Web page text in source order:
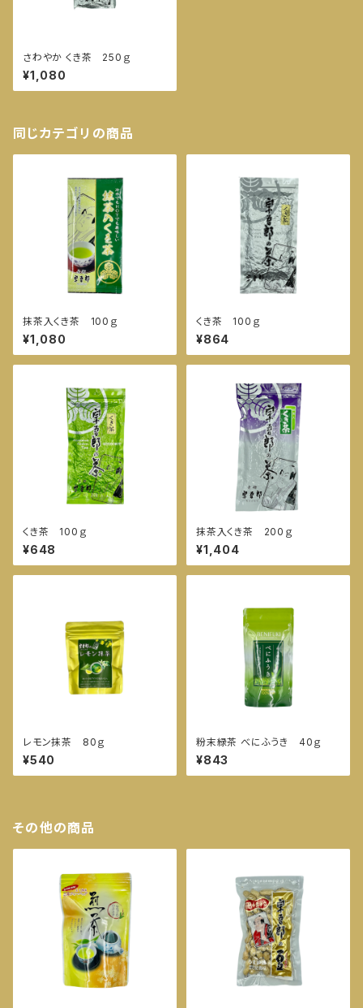
さわやか くき茶 250ｇ
¥1,080
同じカテゴリの商品
抹茶入くき茶 100ｇ
¥1,080
くき茶 100ｇ
¥864
くき茶 100ｇ
¥648
抹茶入くき茶 200ｇ
¥1,404
レモン抹茶 80ｇ
¥540
粉末緑茶 べにふうき 40ｇ
¥843
その他の商品